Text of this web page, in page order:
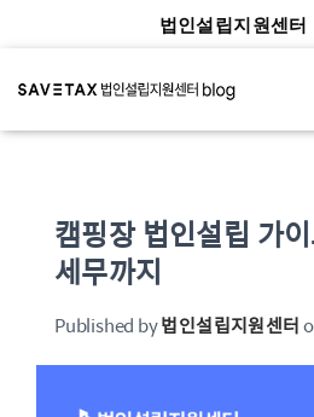
법인설립지원센터
캠핑장 법인설립 가
세무까지
Published by법인설립지원센터